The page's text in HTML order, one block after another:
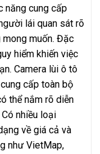
năng cung cấp
lái quan sát rõ
mong muốn. Đặc
hiểm khiến việc
Camera lùi ô tô
cấp toàn bộ
thể nắm rõ diễn
nhiều loại
về giá cả và
như VietMap,